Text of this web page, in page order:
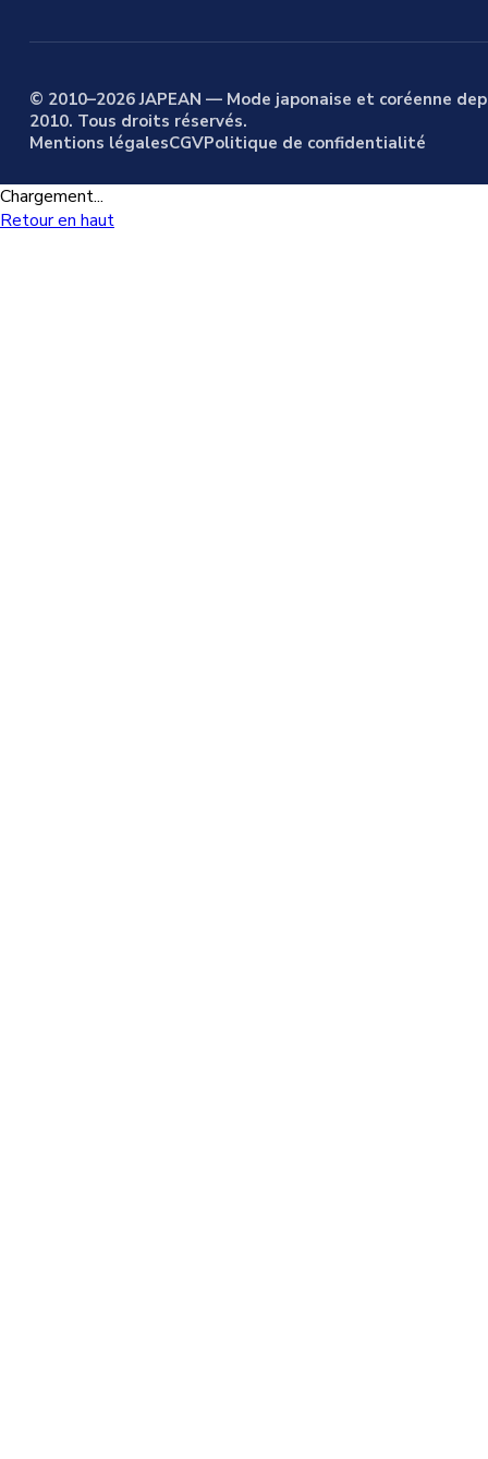
© 2010–2026 JAPEAN — Mode japonaise et coréenne
2010. Tous droits réservés.
Mentions légalesCGVPolitique de confidentialité
Chargement...
Retour en haut